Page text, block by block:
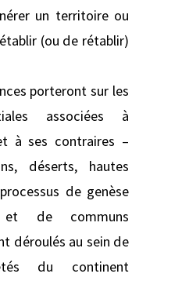
un territoire ou
(ou de rétablir)
porteront sur les
associées à
à ses contraires –
déserts, hautes
de genèse
et de communs
déroulés au sein de
du continent